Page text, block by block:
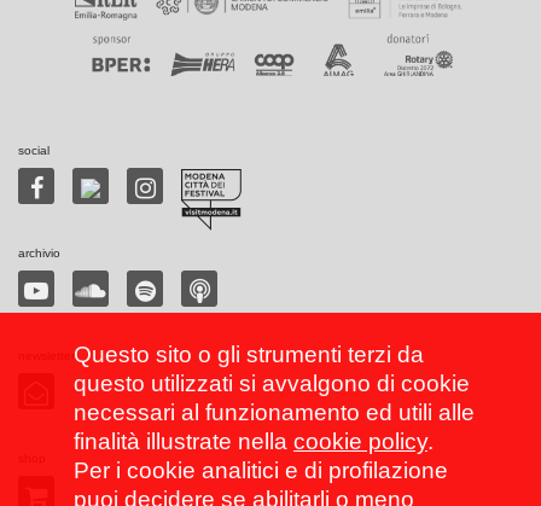
social
archivio
Questo sito o gli strumenti terzi da
questo utilizzati si avvalgono di cookie
necessari al funzionamento ed utili alle
finalità illustrate nella cookie policy.
Per i cookie analitici e di profilazione
puoi decidere se abilitarli o meno